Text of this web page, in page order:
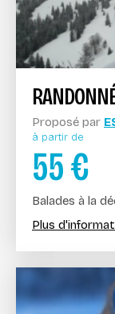
Proposé par
à partir de
55€
Balades à la
Plus